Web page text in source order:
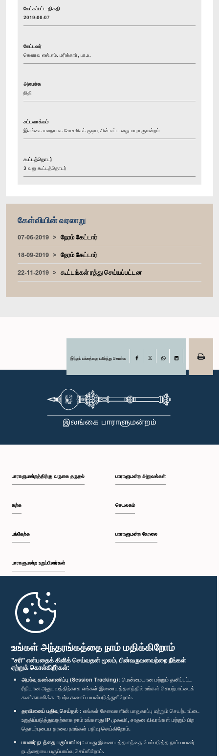
உங்கள் அந்தரங்கத்தை நாம் மதிக்கிறோம்
"சரி" என்பதைக் கிளிக் செய்வதன் மூலம், பின்வருவனவற்றை நீங்கள்
ஏற்றுக் கொள்கிறீர்கள்:
அமர்வு கண்காணிப்பு (Session Tracking): மென்மையான மற்றும் தனிப்பட்ட
ரீதியான அனுபவத்திற்காக எங்கள் இணையத்தளத்தில் உங்கள் செயற்பாட்டைக்
கண்காணிக்க அமர்வுகளைப் பயன்படுத்துகிறோம்.
தரவினைப் பதிவு செய்தல் : எங்கள் சேவைகளின் பாதுகாப்பு மற்றும் செயற்பாட்டை
உறுதிப்படுத்துவதற்காக நாம் உங்களது IP முகவரி, சாதன விவரங்கள் மற்றும் பிற
தொடர்புடைய தரவை நாங்கள் பதிவு செய்கிறோம்.
பயனர் நடத்தை பகுப்பாய்வு : எமது இணையத்தளத்தை மேம்படுத்த நாம் பயனர்
நடத்தையை பகுப்பாய்வு செய்கிறோம்.
கேட்கப்பட்ட திகதி
2019-06-07
கேட்டவர்
கௌரவ எஸ்.எம். மரிக்கார், பா.உ.
அமைச்சு
நிதி
சட்டவாக்கம்
இலங்கை சனநாயக சோசலிசக் குடியரசின் எட்டாவது பாராளுமன்றம்
கூட்டத்தொடர்
3 வது கூட்டத்தொடர்
கேள்வியின் வரலாறு
07-06-2019
நேரம் கேட்டார்
18-09-2019
நேரம் கேட்டார்
22-11-2019
கூட்டங்கள் ரத்து செய்யப்பட்டன
இந்தப் பக்கத்தை பகிர்ந்து கொள்க Facebook
பாராளுமன்றத்திற்கு வருகை தருதல்
கற்க
பங்கேற்க
பாராளுமன்ற உறுப்பினர்கள்
முதற்பக்கம்
பாராளுமன்ற அலுவல்கள்
செயலகம்
பாராளுமன்ற நேரலை
பாராளுமன்ற கையடக்க செயலி
எம்மை பின்தொடர்க :
விருதுகள்
தனியுரிமைக் கொள்கை